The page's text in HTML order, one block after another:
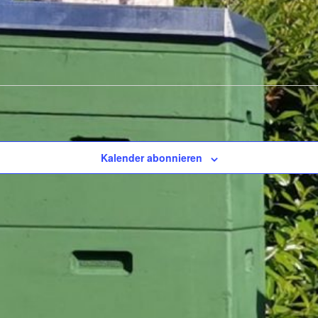
Kalender abonnieren